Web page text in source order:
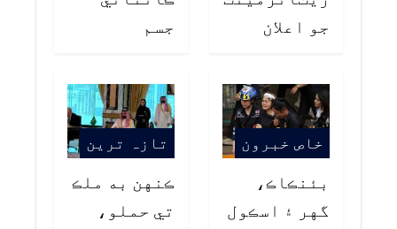
جو اعلان
جسم
خاص خبرون
بئنڪاڪ،
گهر ۽ اسڪول
تازہ ترین
ڪنهن به ملڪ
تي حملو،